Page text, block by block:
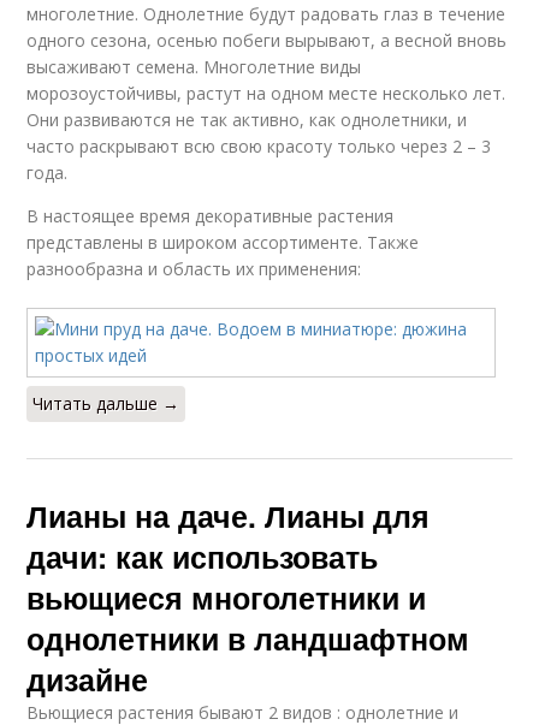
многолетние. Однолетние будут радовать глаз в течение
одного сезона, осенью побеги вырывают, а весной вновь
высаживают семена. Многолетние виды
морозоустойчивы, растут на одном месте несколько лет.
Они развиваются не так активно, как однолетники, и
часто раскрывают всю свою красоту только через 2 – 3
года.
В настоящее время декоративные растения
представлены в широком ассортименте. Также
разнообразна и область их применения:
Читать дальше →
Лианы на даче. Лианы для
дачи: как использовать
вьющиеся многолетники и
однолетники в ландшафтном
дизайне
Вьющиеся растения бывают 2 видов : однолетние и